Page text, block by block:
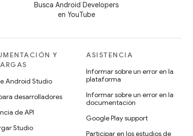
Busca Android Developers
en YouTube
Y
Android Studio
desarrolladores
de API
Studio
ASISTENCIA
Informar sobre un error en la
plataforma
Informar sobre un error en la
documentación
Google Play support
Participar en los estudios de